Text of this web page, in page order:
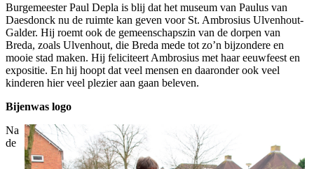
Burgemeester Paul Depla is blij dat het museum van Paulus van
Daesdonck nu de ruimte kan geven voor St. Ambrosius Ulvenhout-
Galder. Hij roemt ook de gemeenschapszin van de dorpen van
Breda, zoals Ulvenhout, die Breda mede tot zo’n bijzondere en
mooie stad maken. Hij feliciteert Ambrosius met haar eeuwfeest en
expositie. En hij hoopt dat veel mensen en daaronder ook veel
kinderen hier veel plezier aan gaan beleven.
Bijenwas logo
Na
de